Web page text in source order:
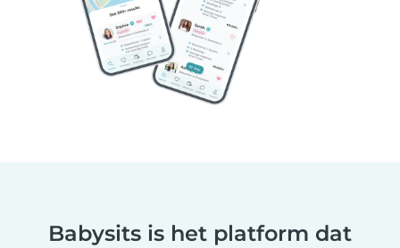
Babysits is het platform dat